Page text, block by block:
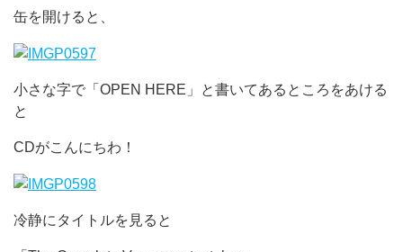
缶を開けると、
小さな字で「OPEN HERE」と書いてあるところをあける
と
CDがこんにちわ！
冷静にタイトルを見ると